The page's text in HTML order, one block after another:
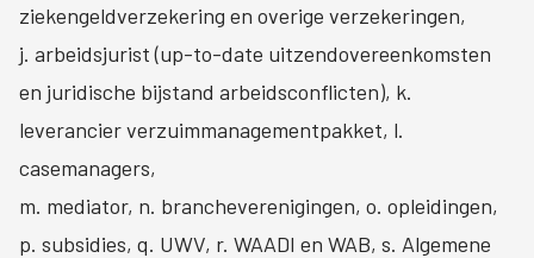
ziekengeldverzekering en overige verzekeringen,
j. arbeidsjurist (up-to-date uitzendovereenkomsten
en juridische bijstand arbeidsconflicten), k.
leverancier verzuimmanagementpakket, l.
casemanagers,
m. mediator, n. brancheverenigingen, o. opleidingen,
p. subsidies, q. UWV, r. WAADI en WAB, s. Algemene